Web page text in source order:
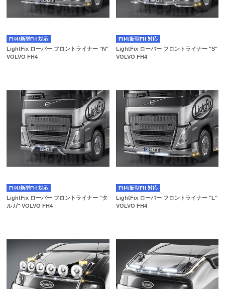
FH4/新型FH 対応
LightFix ローバー フロントライナー "N"
VOLVO FH4
FH4/新型FH 対応
LightFix ローバー フロントライナー "S"
VOLVO FH4
FH4/新型FH 対応
LightFix ローバー フロントライナー "タ
ルガ" VOLVO FH4
FH4/新型FH 対応
LightFix ローバー フロントライナー "L"
VOLVO FH4